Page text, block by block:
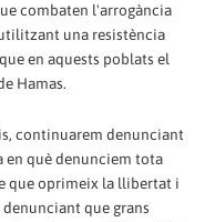
combaten l'arrogància
una resistència
en aquests poblats el
Hamas.
continuarem denunciant
en què denunciem tota
que oprimeix la llibertat i
que grans